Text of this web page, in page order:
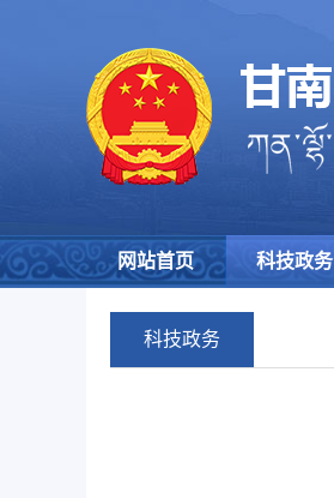
网站首页 科技政务
科技政务